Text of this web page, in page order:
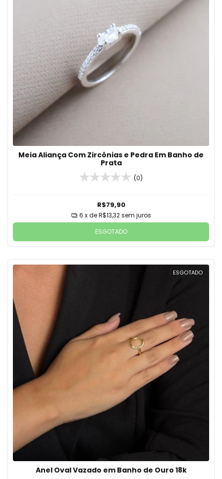
Meia Aliança Com Zircônias e Pedra Em Banho de
Prata
(0)
R$79,90
6 x deR$13,32 sem juros
ESGOTADO
ESGOTADO
Anel Oval Vazado em Banho de Ouro 18k